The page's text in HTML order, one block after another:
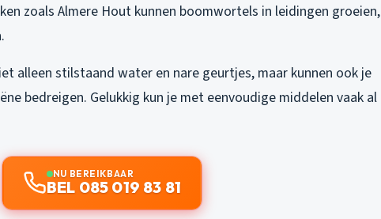
zoals Almere Hout kunnen boomwortels in leidingen groeien,
alleen stilstaand water en nare geurtjes, maar kunnen ook je
bedreigen. Gelukkig kun je met eenvoudige middelen vaak al
NU BEREIKBAAR
BEL 085 019 83 81